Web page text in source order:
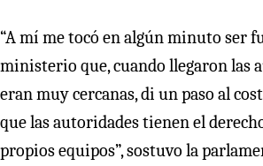
“A mí me tocó en algún minuto ser
ministerio que, cuando llegaron las
eran muy cercanas, di un paso al
que las autoridades tienen el
propios equipos”, sostuvo la